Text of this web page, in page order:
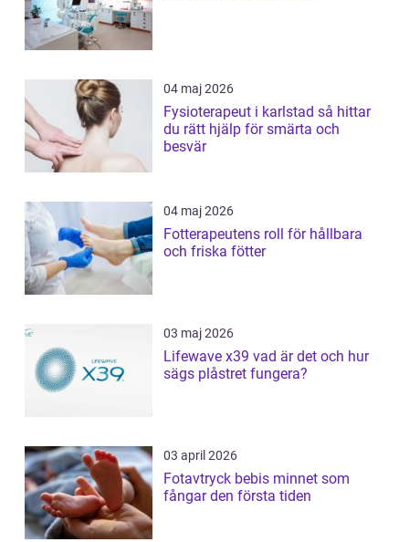
04 maj 2026
Fysioterapeut i karlstad så hittar
du rätt hjälp för smärta och
besvär
04 maj 2026
Fotterapeutens roll för hållbara
och friska fötter
03 maj 2026
Lifewave x39 vad är det och hur
sägs plåstret fungera?
03 april 2026
Fotavtryck bebis minnet som
fångar den första tiden